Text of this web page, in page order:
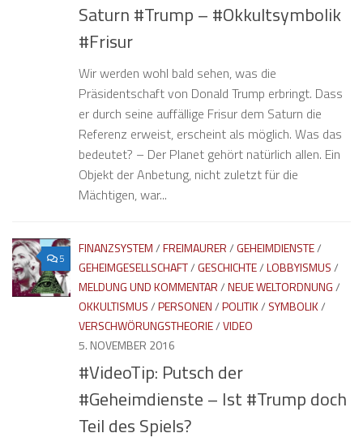
Saturn #Trump – #Okkultsymbolik
#Frisur
Wir werden wohl bald sehen, was die
Präsidentschaft von Donald Trump erbringt. Dass
er durch seine auffällige Frisur dem Saturn die
Referenz erweist, erscheint als möglich. Was das
bedeutet? – Der Planet gehört natürlich allen. Ein
Objekt der Anbetung, nicht zuletzt für die
Mächtigen, war...
5
FINANZSYSTEM/FREIMAURER/GEHEIMDIENSTE/
GEHEIMGESELLSCHAFT/GESCHICHTE/LOBBYISMUS/
MELDUNG UND KOMMENTAR/NEUE WELTORDNUNG/
OKKULTISMUS/PERSONEN/POLITIK/ SYMBOLIK/
VERSCHWÖRUNGSTHEORIE/VIDEO
5. NOVEMBER 2016
#VideoTip: Putsch der
#Geheimdienste – Ist #Trump doch
Teil des Spiels?